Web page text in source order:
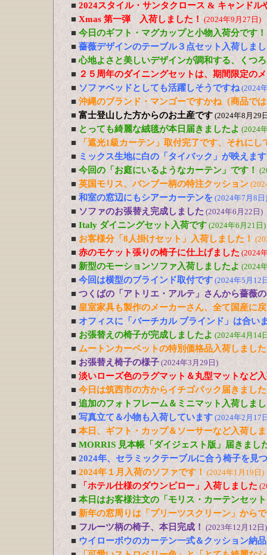
■ 2024スタイル・サンタクロース & キャンドル
■ Xmas 第一弾 入荷しました！ (2024年9月27日)
■ 今日のギフト・マグカップと小物入荷分です！
■ 薔薇デザインのテーブル３点セット入荷しま
■ 心地よさと美しいデザインが調和する、くつ
■ ２５周年のダイニングセットは、期間限定の
■ ソファベッドとしても活躍しそうですね(2024
■ 沖縄のブランド・マンゴーですかね（商品で
■ 富士登山した方からのお土産です (2024年8月29
■ とっても綺麗な絨毯が本日届きましたよ (2024
■
「遮光1級カーテン」取付完了です、それに
■ ミックス生地に白の「タイバック」が映えま
■ 今回の「お庭にいるようなカーテン」です！
■ 英国モリス、バンブー柄の特注クッション
■ 和室の窓辺にもシアーカーテンを (2024年7月8日)
■ ソファのお張替え完成しました (2024年6月22日)
■ Italy ダイニングセット入荷です (2024年6月21日)
■ お客様分「8人掛けセット」入荷しました！
■ 赤のモケット張りの椅子に仕上げました (2024
■ 新型のモーションソファ入荷しましたよ (2024
■ 今回は横型のブラインド取付です (2024年5月12
■ つくばの「アトリエ・アルテ」さんから薔薇
■ 皇室家具も製作のメーカーさん、全て国産に
■ オフィスに「バーチカル ブラインド」は合い
■ お張替えの椅子が完成しましたよ (2024年4月14
■ ムートンカーペットの特別価格品入荷しました
■ お張替え椅子の様子 (2024年3月29日)
■ 淡いローズ色のラグマット＆丸型マットなど
■ 今日は筑西市の方からイチゴパック届きました
■ 追加のフォトフレーム＆ミニマット入荷しま
■ 写真立て＆小物も入荷しています (2024年2月17
■ 本日、ギフト・カップ＆ソーサーなど入荷し
■ MORRIS 見本帳「ダイジェスト版」届きまし
■ 2024年、セラミックテーブルに合う椅子を見
■ 2024年１月入荷のソファです！ (2024年1月19日)
■ 「ホテル仕様のダウンピロー」入荷しました
■ 本日はお客様注文の「モリス・カーテンセッ
■ 新年の窓周りは「プリーツスクリーン」から
■ フルーツ柄の椅子、本日完成！ (2023年12月12日)
■ ウイローボウのカーテン一式＆クッション納